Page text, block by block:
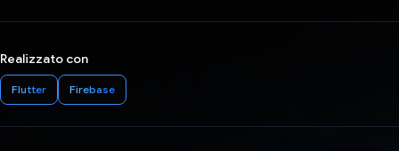
Realizzato con
Flutter Firebase